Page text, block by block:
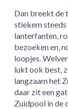
Dan breekt de
stiekem
lanterfanten,
bezoeken en,
loopjes.
lukt ook best,
langzaam het
daar zit een
Zuidpool in de